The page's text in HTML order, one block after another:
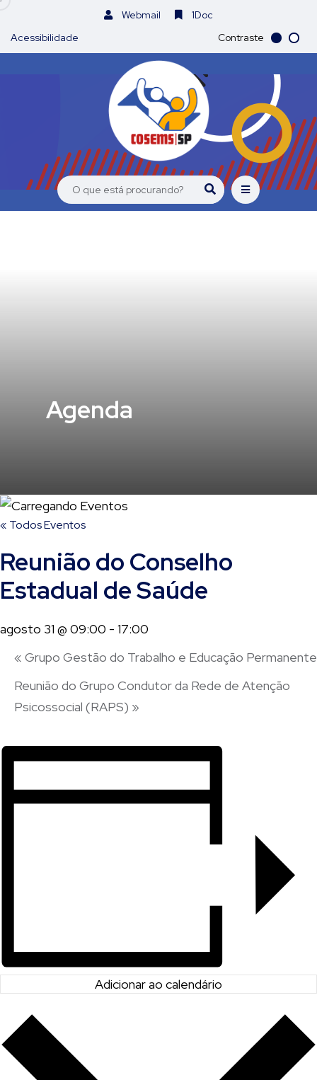
Webmail
1Doc
Acessibilidade
Contraste
Agenda
« Todos Eventos
Reunião do Conselho
Estadual de Saúde
agosto 31 @ 09:00 - 17:00
« Grupo Gestão do Trabalho e Educação Permanente
Reunião do Grupo Condutor da Rede de Atenção
Psicossocial (RAPS) »
Adicionar ao calendário